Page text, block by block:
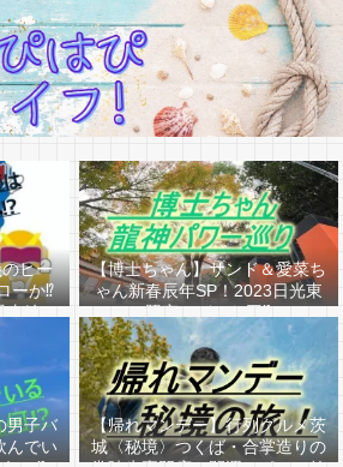
ヒー
ーか⁉
去編ア
【博士ちゃん】サンド＆愛菜ち
ゃん新春辰年SP！2023日光東
照宮はどんな回⁉
男子バ
んでい
【帰れマンデー】行列グルメ茨
城〈秘境〉つくば・合掌造りの